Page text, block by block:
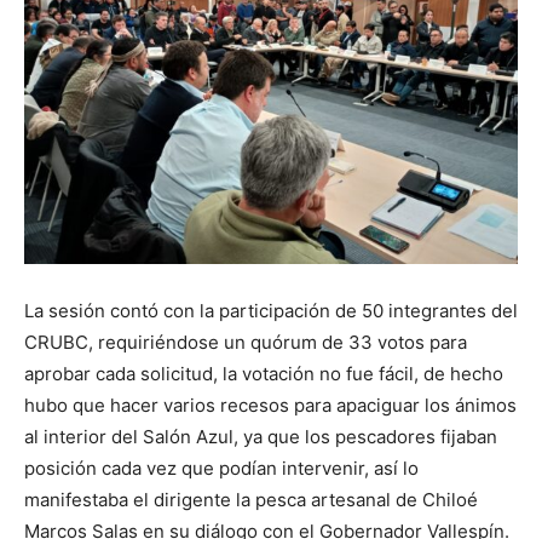
La sesión contó con la participación de 50 integrantes del
CRUBC, requiriéndose un quórum de 33 votos para
aprobar cada solicitud, la votación no fue fácil, de hecho
hubo que hacer varios recesos para apaciguar los ánimos
al interior del Salón Azul, ya que los pescadores fijaban
posición cada vez que podían intervenir, así lo
manifestaba el dirigente la pesca artesanal de Chiloé
Marcos Salas en su diálogo con el Gobernador Vallespín.